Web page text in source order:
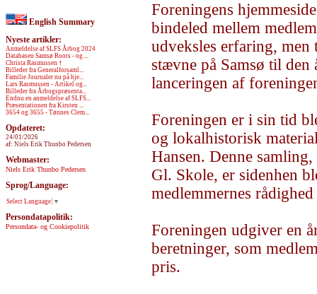
English Summary
Nyeste artikler:
Anmeldelse af SLFS Årbog 2024
Databasen Samsø Roots - og ...
Christa Rasmussen †
Billeder fra Generalforsaml...
Familie Journaler nu på hje...
Lars Rasmussen - Artikel og...
Billeder fra Årbogspræsenta...
Endnu en anmeldelse af SLFS...
Præsentationen fra Kirsten ...
3654 og 3655 - Tønnes Clem...
Opdateret:
24/01/2026
af: Niels Erik Thunbo Pedersen
Webmaster:
Niels Erik Thunbo Pedersen
Sprog/Language:
Select Language ▼
Persondatapolitik:
Persondata- og Cookiepolitik
Foreningens
bindeled mellem
udveksles erfaring, men
stævne på Samsø til
lanceringen af
Foreningen er i sin tid
og lokalhistorisk
Hansen. Denne
Gl. Skole, er sidenhen
medlemmernes
Foreningen udgiver en
beretninger, som
pris.